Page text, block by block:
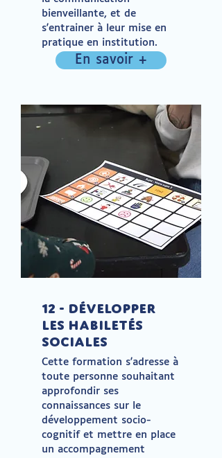
bienveillante, et de
s'entrainer à leur mise en
pratique en institution.
En savoir +
12 - Développer
les habiletés
sociales
Cette formation s'adresse à
toute personne souhaitant
approfondir ses
connaissances sur le
développement socio-
cognitif et mettre en place
un accompagnement